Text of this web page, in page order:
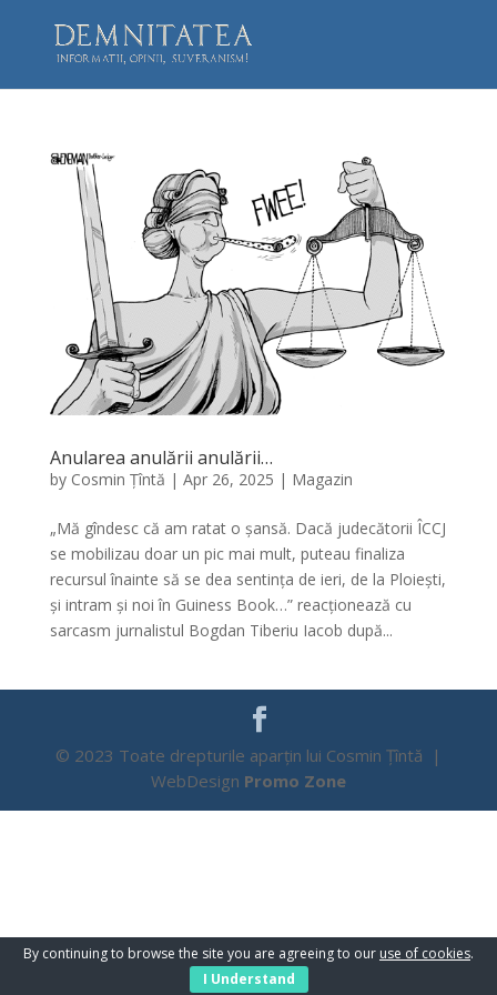
Anularea anulării anulării…
by Cosmin Țîntă | Apr 26, 2025 | Magazin
„Mă gîndesc că am ratat o șansă. Dacă judecătorii ÎCCJ
se mobilizau doar un pic mai mult, puteau finaliza
recursul înainte să se dea sentința de ieri, de la Ploiești,
și intram și noi în Guiness Book…” reacționează cu
sarcasm jurnalistul Bogdan Tiberiu Iacob după...
© 2023 Toate drepturile aparțin lui Cosmin Țîntă |
WebDesign Promo Zone
By continuing to browse the site you are agreeing to our use of cookies.
I Understand